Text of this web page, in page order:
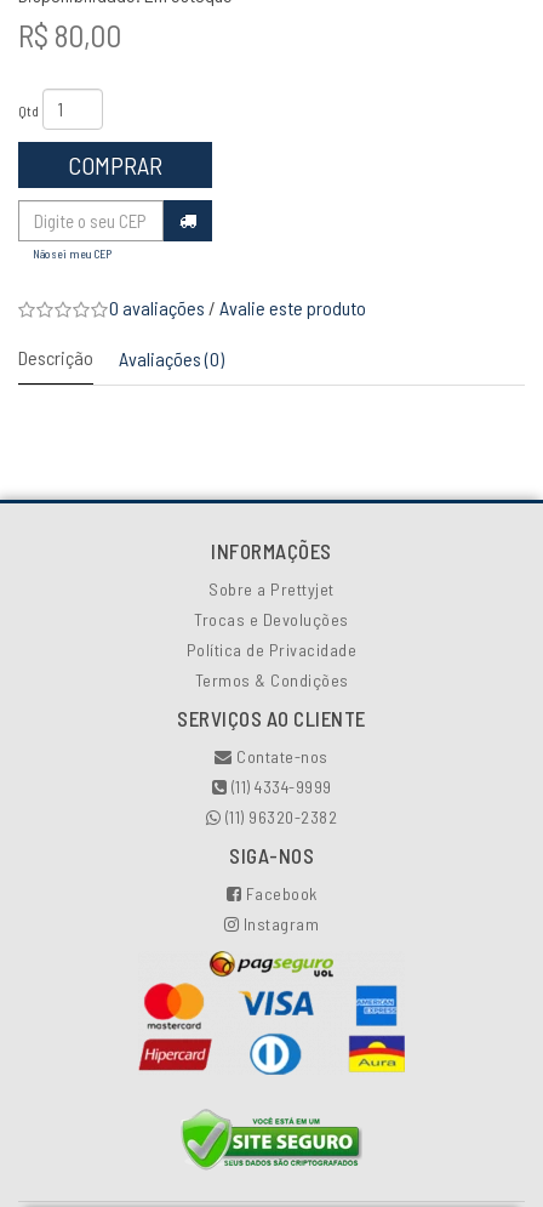
R$ 80,00
Qtd
COMPRAR
Não sei meu CEP
0 avaliações / Avalie este produto
Descrição Avaliações (0)
INFORMAÇÕES
Sobre a Prettyjet
Trocas e Devoluções
Política de Privacidade
Termos & Condições
SERVIÇOS AO CLIENTE
Contate-nos
(11) 4334-9999
(11) 96320-2382
SIGA-NOS
Facebook
Instagram